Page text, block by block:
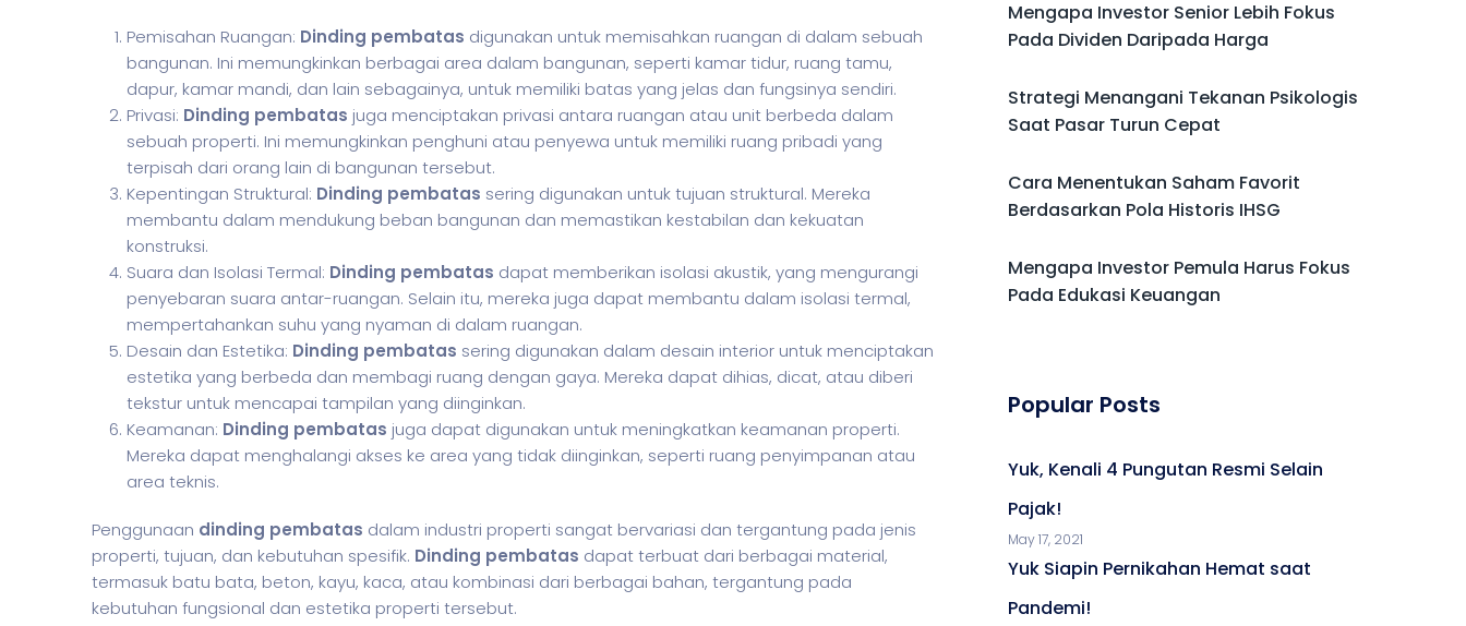
Pemisahan Ruangan: Dinding pembatas digunakan untuk memisahkan ruangan di dalam sebuah
bangunan. Ini memungkinkan berbagai area dalam bangunan, seperti kamar tidur, ruang tamu,
dapur, kamar mandi, dan lain sebagainya, untuk memiliki batas yang jelas dan fungsinya sendiri.
Privasi: Dinding pembatas juga menciptakan privasi antara ruangan atau unit berbeda dalam
sebuah properti. Ini memungkinkan penghuni atau penyewa untuk memiliki ruang pribadi yang
terpisah dari orang lain di bangunan tersebut.
Kepentingan Struktural: Dinding pembatas sering digunakan untuk tujuan struktural. Mereka
membantu dalam mendukung beban bangunan dan memastikan kestabilan dan kekuatan
konstruksi.
Suara dan Isolasi Termal: Dinding pembatas dapat memberikan isolasi akustik, yang mengurangi
penyebaran suara antar-ruangan. Selain itu, mereka juga dapat membantu dalam isolasi termal,
mempertahankan suhu yang nyaman di dalam ruangan.
Desain dan Estetika: Dinding pembatas sering digunakan dalam desain interior untuk menciptakan
estetika yang berbeda dan membagi ruang dengan gaya. Mereka dapat dihias, dicat, atau diberi
tekstur untuk mencapai tampilan yang diinginkan.
Keamanan: Dinding pembatas juga dapat digunakan untuk meningkatkan keamanan properti.
Mereka dapat menghalangi akses ke area yang tidak diinginkan, seperti ruang penyimpanan atau
area teknis.
Penggunaan dinding pembatas dalam industri properti sangat bervariasi dan tergantung pada jenis
properti, tujuan, dan kebutuhan spesifik. Dinding pembatas dapat terbuat dari berbagai material,
termasuk batu bata, beton, kayu, kaca, atau kombinasi dari berbagai bahan, tergantung pada
kebutuhan fungsional dan estetika properti tersebut.
Mengapa Investor Senior Lebih Fokus
Pada Dividen Daripada Harga
Strategi Menangani Tekanan Psikologis
Saat Pasar Turun Cepat
Cara Menentukan Saham Favorit
Berdasarkan Pola Historis IHSG
Mengapa Investor Pemula Harus Fokus
Pada Edukasi Keuangan
Popular Posts
Yuk, Kenali 4 Pungutan Resmi Selain
Pajak!
May 17, 2021
Yuk Siapin Pernikahan Hemat saat
Pandemi!